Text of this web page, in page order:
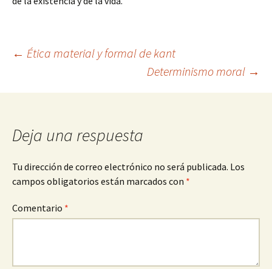
Navegación
de
entradas
← Ética material y formal de kant
Determinismo moral →
Deja una respuesta
Tu dirección de correo electrónico no será publicada. Los
campos obligatorios están marcados con *
Comentario *